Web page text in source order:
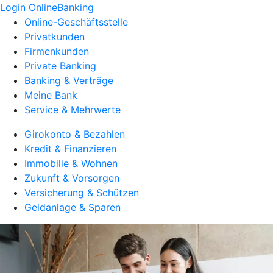
Login OnlineBanking
Online-Geschäftsstelle
Privatkunden
Firmenkunden
Private Banking
Banking & Verträge
Meine Bank
Service & Mehrwerte
Girokonto & Bezahlen
Kredit & Finanzieren
Immobilie & Wohnen
Zukunft & Vorsorgen
Versicherung & Schützen
Geldanlage & Sparen